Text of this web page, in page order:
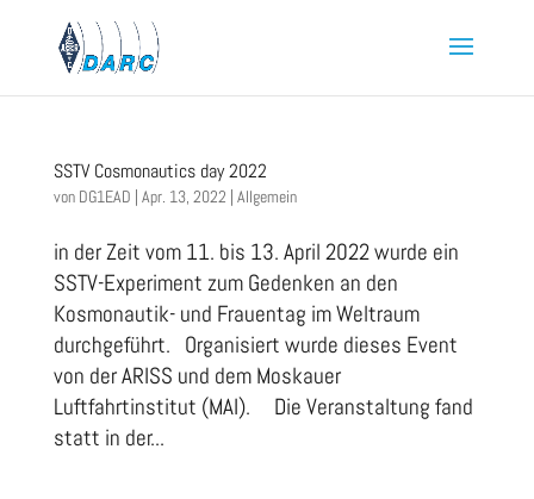
SSTV Cosmonautics day 2022
von DG1EAD | Apr. 13, 2022 | Allgemein
in der Zeit vom 11. bis 13. April 2022 wurde ein
SSTV-Experiment zum Gedenken an den
Kosmonautik- und Frauentag im Weltraum
durchgeführt. Organisiert wurde dieses Event
von der ARISS und dem Moskauer
Luftfahrtinstitut (MAI). Die Veranstaltung fand
statt in der...